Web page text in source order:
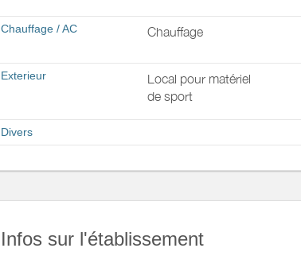
Chauffage / AC Chauffage
Exterieur
Local pour matériel
de sport
Divers
Infos sur l'établissement